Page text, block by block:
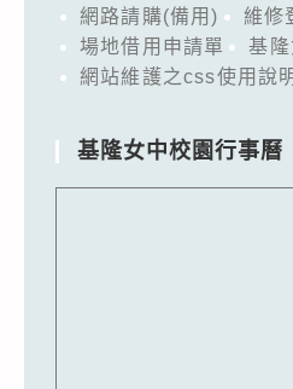
網路請購(備用)
維修
場地借用申請單
基
網站維護之css使用說
基隆女中校園行事曆